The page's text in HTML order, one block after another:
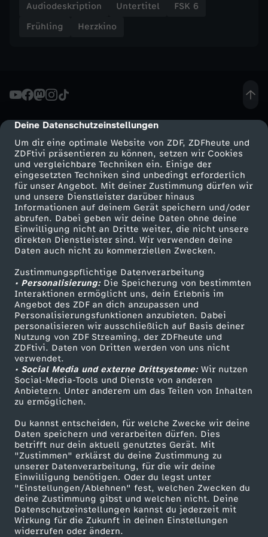
cmp-dialog-description
Deine Datenschutzeinstellungen
Um dir eine optimale Website von ZDF, ZDFheute und
ZDFtivi präsentieren zu können, setzen wir Cookies
und vergleichbare Techniken ein. Einige der
eingesetzten Techniken sind unbedingt erforderlich
für unser Angebot. Mit deiner Zustimmung dürfen wir
und unsere Dienstleister darüber hinaus
Informationen auf deinem Gerät speichern und/oder
abrufen. Dabei geben wir deine Daten ohne deine
Einwilligung nicht an Dritte weiter, die nicht unsere
direkten Dienstleister sind. Wir verwenden deine
Daten auch nicht zu kommerziellen Zwecken.
Zustimmungspflichtige Datenverarbeitung
• Personalisierung:Die Speicherung von bestimmten
Interaktionen ermöglicht uns, dein Erlebnis im
Angebot des ZDF an dich anzupassen und
Personalisierungsfunktionen anzubieten. Dabei
personalisieren wir ausschließlich auf Basis deiner
Nutzung von ZDF Streaming, der ZDFheute und
ZDFtivi. Daten von Dritten werden von uns nicht
verwendet.
• Social Media und externe Drittsysteme:Wir nutzen
Social-Media-Tools und Dienste von anderen
Anbietern. Unter anderem um das Teilen von Inhalten
zu ermöglichen.
Du kannst entscheiden, für welche Zwecke wir deine
Daten speichern und verarbeiten dürfen. Dies
betrifft nur dein aktuell genutztes Gerät. Mit
"Zustimmen" erklärst du deine Zustimmung zu
unserer Datenverarbeitung, für die wir deine
Einwilligung benötigen. Oder du legst unter
"Einstellungen/Ablehnen" fest, welchen Zwecken du
deine Zustimmung gibst und welchen nicht. Deine
Datenschutzeinstellungen kannst du jederzeit mit
Wirkung für die Zukunft in deinen Einstellungen
widerrufen oder ändern.
Audiodeskription Untertitel
FSK 6
Frühling
Herzkino
Mehr ZDF
ZDF-Apps
Smart TV
ZDFtext
Livestreams
Sendungen A-Z
TV-Programm
Service
ZDFmitreden
Kontakt zum ZDF
Tickets
Zuschauerservice
Hilfe
ZDF Unternehmen
Karriere
ZDF goes Schule
Werbefernsehen
Mainzelmännchen